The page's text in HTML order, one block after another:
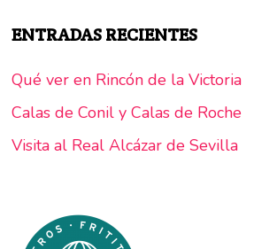
ENTRADAS RECIENTES
Qué ver en Rincón de la Victoria
Calas de Conil y Calas de Roche
Visita al Real Alcázar de Sevilla